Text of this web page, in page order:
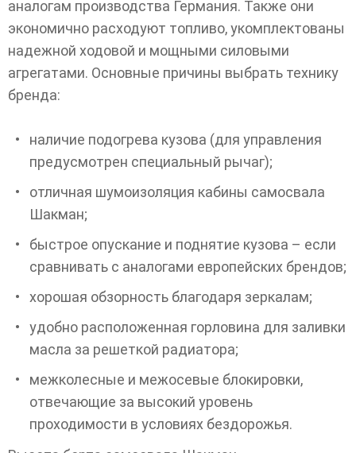
аналогам производства Германия. Также они
экономично расходуют топливо, укомплектованы
надежной ходовой и мощными силовыми
агрегатами. Основные причины выбрать технику
бренда:
наличие подогрева кузова (для управления
предусмотрен специальный рычаг);
отличная шумоизоляция кабины самосвала
Шакман;
быстрое опускание и поднятие кузова – если
сравнивать с аналогами европейских брендов;
хорошая обзорность благодаря зеркалам;
удобно расположенная горловина для заливки
масла за решеткой радиатора;
межколесные и межосевые блокировки,
отвечающие за высокий уровень
проходимости в условиях бездорожья.